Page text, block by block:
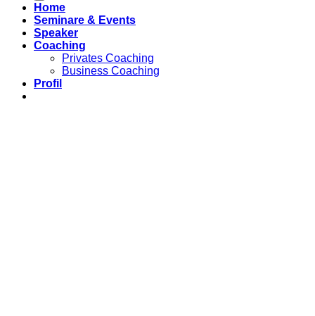
Home
Seminare & Events
Speaker
Coaching
Privates Coaching
Business Coaching
Profil